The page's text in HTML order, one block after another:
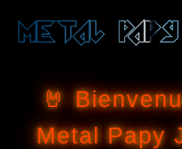
Accéder au
🤘
Metal Papy